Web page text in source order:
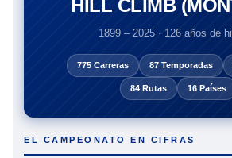
HILL CLIMB
1899 – 2025 · 126 años de
775 Carreras 87 Temporadas
84 Rutas 16 Países
EL CAMPEONATO EN CIFRAS